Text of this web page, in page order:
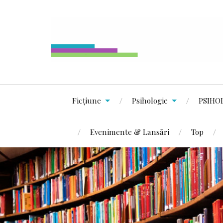
Ficțiune Psihologie
Evenimente & Lansări Top